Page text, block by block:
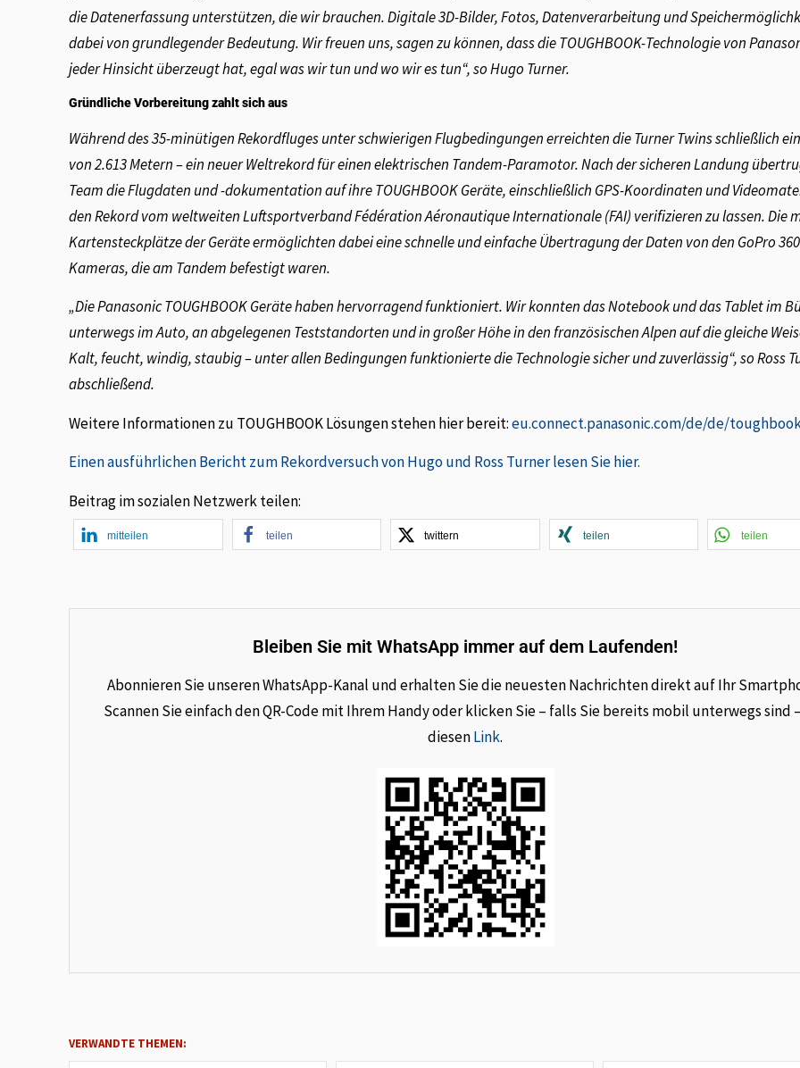
die Datenerfassung unterstützen, die wir brauchen. Digitale 3D-Bilder, Fotos, Datenverarbeitung und
dabei von grundlegender Bedeutung. Wir freuen uns, sagen zu können, dass die TOUGHBOOK-Technologie von
jeder Hinsicht überzeugt hat, egal was wir tun und wo wir es tun“, so Hugo Turner.
Gründliche Vorbereitung zahlt sich aus
Während des 35-minütigen Rekordfluges unter schwierigen Flugbedingungen erreichten die Turner Twins schließlich
von 2.613 Metern – ein neuer Weltrekord für einen elektrischen Tandem-Paramotor. Nach der sicheren Landung
Team die Flugdaten und -dokumentation auf ihre TOUGHBOOK Geräte, einschließlich GPS-Koordinaten und
den Rekord vom weltweiten Luftsportverband Fédération Aéronautique Internationale (FAI) verifizieren zu lassen. Die
Kartensteckplätze der Geräte ermöglichten dabei eine schnelle und einfache Übertragung der Daten von den GoPro
Kameras, die am Tandem befestigt waren.
„Die Panasonic TOUGHBOOK Geräte haben hervorragend funktioniert. Wir konnten das Notebook und das Tablet im
unterwegs im Auto, an abgelegenen Teststandorten und in großer Höhe in den französischen Alpen auf die gleiche
Kalt, feucht, windig, staubig – unter allen Bedingungen funktionierte die Technologie sicher und zuverlässig“, so Ross
abschließend.
Weitere Informationen zu TOUGHBOOK Lösungen stehen hier bereit:eu.connect.panasonic.com/de/de/
Einen ausführlichen Bericht zum Rekordversuch von Hugo und Ross Turner lesen Sie hier.
Beitrag im sozialen Netzwerk teilen:
mitteilen teilen twittern teilen teilen
Bleiben Sie mit WhatsApp immer auf dem Laufenden!
Abonnieren Sie unseren WhatsApp-Kanal und erhalten Sie die neuesten Nachrichten direkt auf Ihr
Scannen Sie einfach den QR-Code mit Ihrem Handy oder klicken Sie – falls Sie bereits mobil unterwegs sind
diesenLink.
VERWANDTE THEMEN: